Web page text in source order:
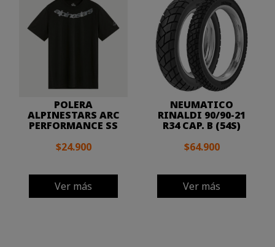
POLERA
ALPINESTARS ARC
PERFORMANCE SS
$24.900
Ver más
NEUMATICO
RINALDI 90/90-21
R34 CAP. B (54S)
$64.900
Ver más